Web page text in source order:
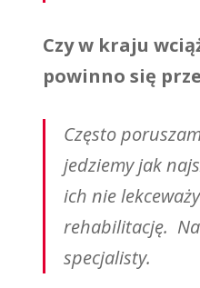
Czy w kraju
powinno się
Często
jedziemy jak
ich nie
rehabilitację.
specjalisty.